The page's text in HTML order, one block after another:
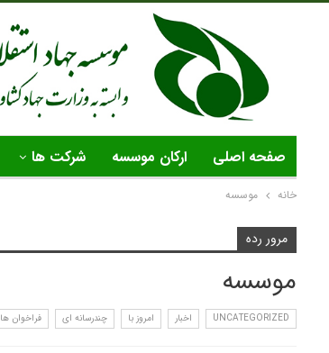
صفحه اصلی ارکان موسسه شرکت ها
خانه موسسه
مرور رده
موسسه
UNCATEGORIZED اخبار امروز با چندرسانه ای فراخوان ها